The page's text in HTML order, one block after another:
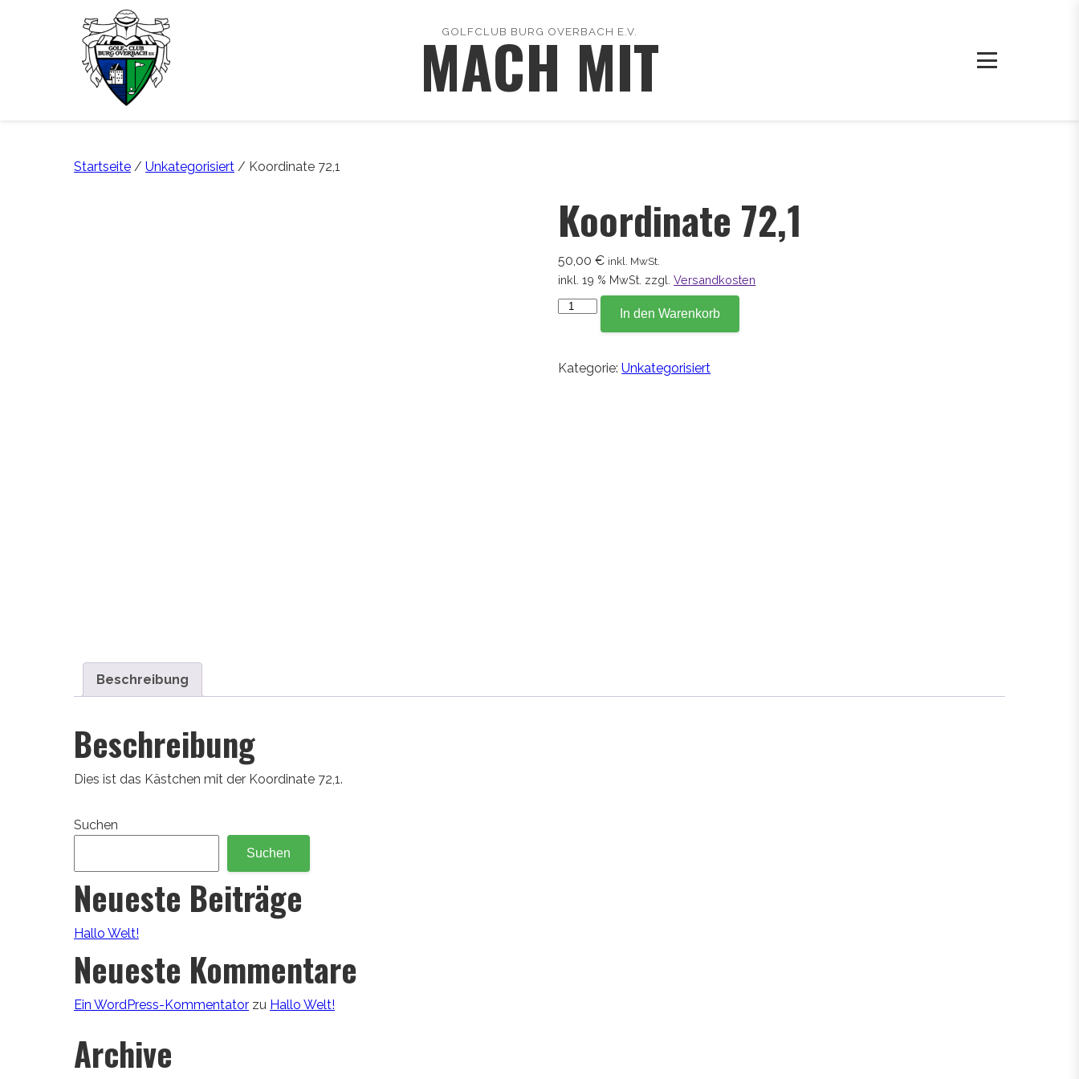
GOLFCLUB BURG OVERBACH E.V.
MACH MIT
Startseite / Unkategorisiert / Koordinate 72,1
Koordinate 72,1
50,00€ inkl. MwSt.
inkl. 19 % MwSt. zzgl.Versandkosten
Koordinate
In den Warenkorb
Kategorie:Unkategorisiert
Beschreibung
Beschreibung
Dies ist das Kästchen mit der Koordinate 72,1.
Suchen
Suchen
Neueste Beiträge
Hallo Welt!
Neueste Kommentare
Ein WordPress-Kommentator zu Hallo Welt!
Archive